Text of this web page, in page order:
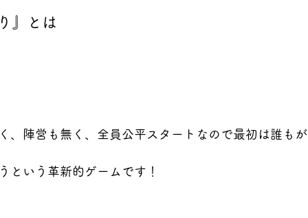
』とは
、陣営も無く、全員公平スタートなので最初は誰もが
という革新的ゲームです！